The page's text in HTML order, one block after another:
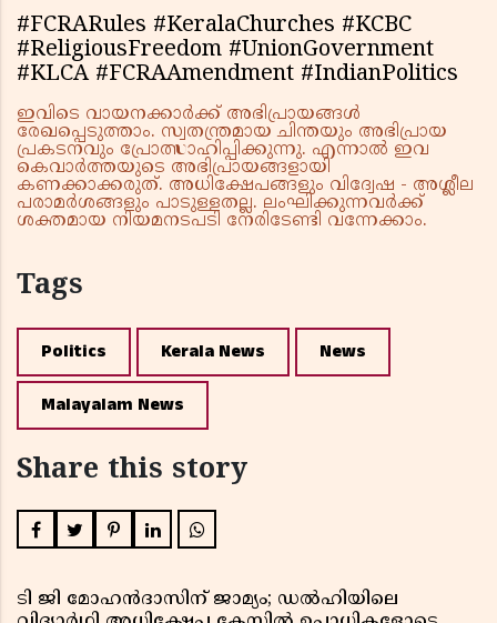
#FCRARules #KeralaChurches #KCBC
#ReligiousFreedom #UnionGovernment
#KLCA #FCRAAmendment #IndianPolitics
ഇവിടെ വായനക്കാർക്ക് അഭിപ്രായങ്ങൾ
രേഖപ്പെടുത്താം. സ്വതന്ത്രമായ ചിന്തയും അഭിപ്രായ
പ്രകടനവും പ്രോത്സാഹിപ്പിക്കുന്നു. എന്നാൽ ഇവ
കെവാർത്തയുടെ അഭിപ്രായങ്ങളായി
കണക്കാക്കരുത്. അധിക്ഷേപങ്ങളും വിദ്വേഷ - അശ്ലീല
പരാമർശങ്ങളും പാടുള്ളതല്ല. ലംഘിക്കുന്നവർക്ക്
ശക്തമായ നിയമനടപടി നേരിടേണ്ടി വന്നേക്കാം.
Tags
Politics Kerala News News
Malayalam News
Share this story
ടി ജി മോഹൻദാസിന് ജാമ്യം; ഡൽഹിയിലെ